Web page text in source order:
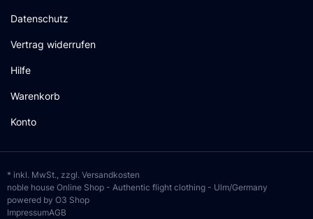
Datenschutz
Vertrag widerrufen
Hilfe
Warenkorb
Konto
* inkl. MwSt., zzgl. Versandkosten
noble house Online Shop - Authentic flight clothing - Ulm/Germany
powered by O3 Shop
ImpressumAGB